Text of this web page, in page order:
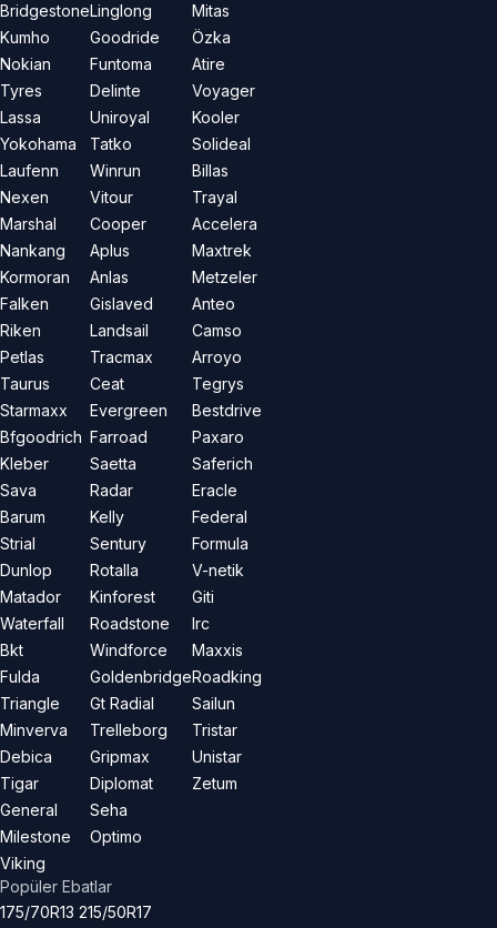
Bridgestone
Kumho
Nokian
Tyres
Lassa
Yokohama
Laufenn
Nexen
Marshal
Nankang
Kormoran
Falken
Riken
Petlas
Taurus
Starmaxx
Bfgoodrich
Kleber
Sava
Barum
Strial
Dunlop
Matador
Waterfall
Bkt
Fulda
Triangle
Minverva
Debica
Tigar
General
Milestone
Viking
Linglong
Goodride
Funtoma
Delinte
Uniroyal
Tatko
Winrun
Vitour
Cooper
Aplus
Anlas
Gislaved
Landsail
Tracmax
Ceat
Evergreen
Farroad
Saetta
Radar
Kelly
Sentury
Rotalla
Kinforest
Roadstone
Windforce
Goldenbridge
Gt Radial
Trelleborg
Gripmax
Diplomat
Seha
Optimo
Mitas
Özka
Atire
Voyager
Kooler
Solideal
Billas
Trayal
Accelera
Maxtrek
Metzeler
Anteo
Camso
Arroyo
Tegrys
Bestdrive
Paxaro
Saferich
Eracle
Federal
Formula
V-netik
Giti
Irc
Maxxis
Roadking
Sailun
Tristar
Unistar
Zetum
Popüler Ebatlar
175/70R13 215/50R17